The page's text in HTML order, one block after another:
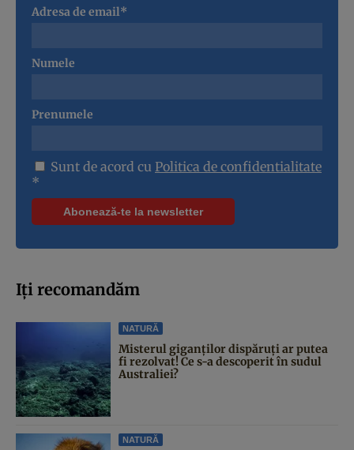
Adresa de email*
Numele
Prenumele
Sunt de acord cu Politica de confidentialitate
*
Iți recomandăm
NATURĂ
Misterul giganților dispăruți ar putea
fi rezolvat! Ce s-a descoperit în sudul
Australiei?
NATURĂ